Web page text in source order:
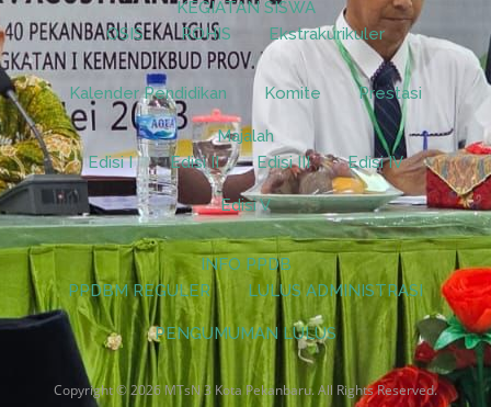
KEGIATAN SISWA
OSIS
ROHIS Ekstrakurikuler
Kalender Pendidikan Komite Prestasi
Majalah
Edisi I
Edisi II Edisi III Edisi IV
Edisi V
INFO PPDB
PPDBM REGULER
LULUS ADMINISTRASI
PENGUMUMAN LULUS
Copyright © 2026 MTsN 3 Kota Pekanbaru. All Rights Reserved.